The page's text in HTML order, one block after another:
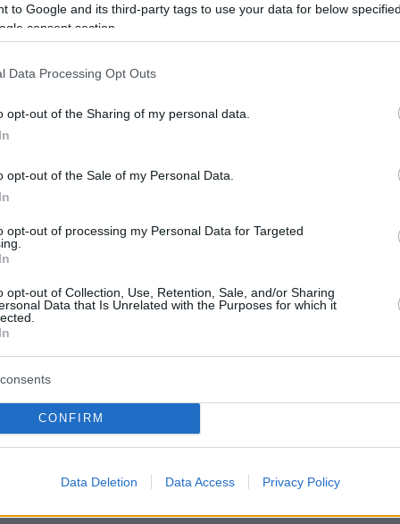
to Google and its third-party tags to use your data for below
consent section.
Data Processing Opt Outs
opt-out of the Sharing of my personal data.
opt-out of the Sale of my Personal Data.
opt-out of processing my Personal Data for Targeted
opt-out of Collection, Use, Retention, Sale, and/or Sharing
Data that Is Unrelated with the Purposes for which it
CONFIRM
Data Deletion Data Access Privacy Policy
μπορεί να μην ήταν υψηλή, αλλά
Όκσανεν, δύο χώρες που η Ελλάδα ήθελε
κάτω από αυτήν. Νικητής ήταν ο Ιταλός
με 21.68.
Εμμανουηλίδου
τρέχοντας από το αγαπημένο της «8», έκανε
και κατέβηκε τα 23’’, σημειώνοντας
καλύτερη φετινή επίδοσή της. Στη σειρά
πολύ γρήγορη, τερμάτισε 4η και
Η Φινλανδή Άινο Πούλκινεν τερμάτισε
ισχυροποίησε ακόμα περισσότερη τη θέση
δεύτερη σειρά, με μεγάλο εθνικό
επίδοση στην ιστορία του
η Ισπανίδα Χαέλ Μπεστουέ με 22.19 (0.8).